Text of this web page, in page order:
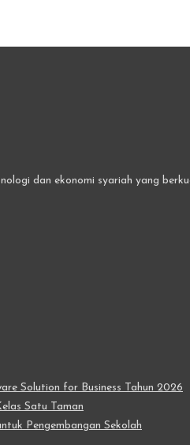
dan ekonomi syariah yang
Solution for Business Tahun 2026
Satu Taman
Pengembangan Sekolah